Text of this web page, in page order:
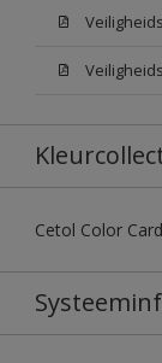
Cetol Color